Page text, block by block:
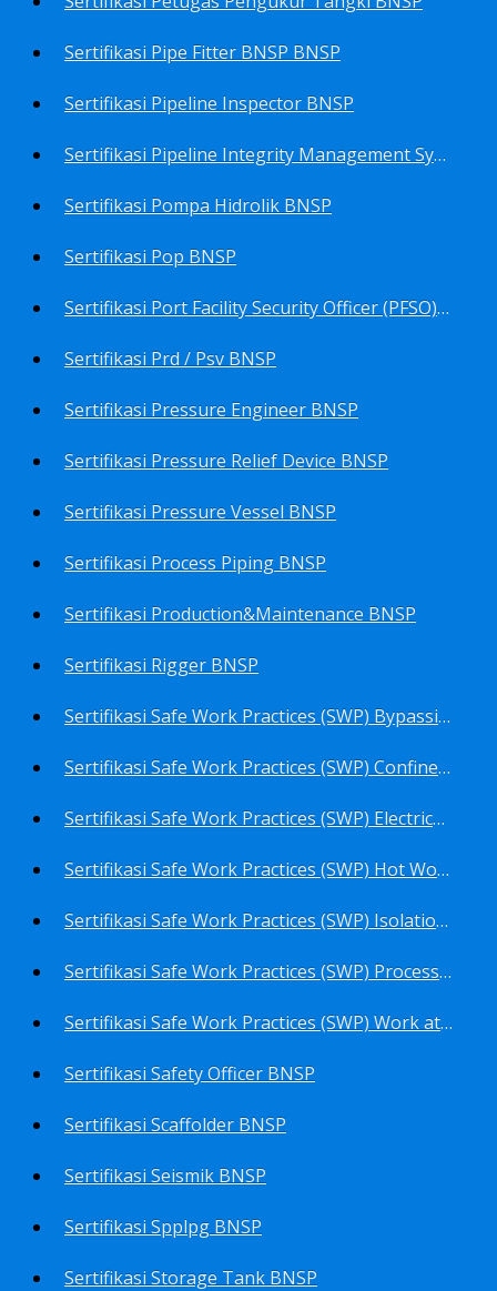
Sertifikasi Pipe Fitter BNSP BNSP
Sertifikasi Pipeline Inspector BNSP
Sertifikasi Pipeline Integrity Management System (Pims) BNSP
Sertifikasi Pompa Hidrolik BNSP
Sertifikasi Pop BNSP
Sertifikasi Port Facility Security Officer (PFSO) BNSP
Sertifikasi Prd / Psv BNSP
Sertifikasi Pressure Engineer BNSP
Sertifikasi Pressure Relief Device BNSP
Sertifikasi Pressure Vessel BNSP
Sertifikasi Process Piping BNSP
Sertifikasi Production&Maintenance BNSP
Sertifikasi Rigger BNSP
Sertifikasi Safe Work Practices (SWP) Bypassing Critical Protection BNSP
Sertifikasi Safe Work Practices (SWP) Confined Space Entry BNSP
Sertifikasi Safe Work Practices (SWP) Electrical Safe Work BNSP
Sertifikasi Safe Work Practices (SWP) Hot Work BNSP
Sertifikasi Safe Work Practices (SWP) Isolation of Hazardous Energy BNSP
Sertifikasi Safe Work Practices (SWP) Process Overview and Awareness BNSP
Sertifikasi Safe Work Practices (SWP) Work at Height BNSP
Sertifikasi Safety Officer BNSP
Sertifikasi Scaffolder BNSP
Sertifikasi Seismik BNSP
Sertifikasi Spplpg BNSP
Sertifikasi Storage Tank BNSP